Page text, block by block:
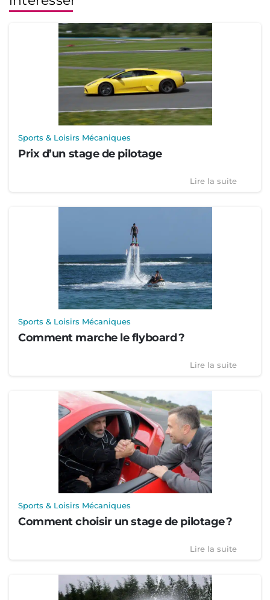
Sports & Loisirs Mécaniques
Prix d’un stage de pilotage
Lire la suite
Sports & Loisirs Mécaniques
Comment marche le flyboard ?
Lire la suite
Sports & Loisirs Mécaniques
Comment choisir un stage de pilotage ?
Lire la suite